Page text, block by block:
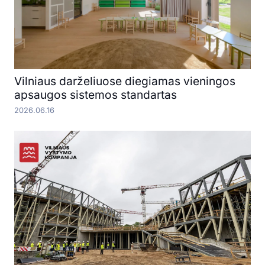
Vilniaus darželiuose diegiamas vieningos
apsaugos sistemos standartas
2026.06.16